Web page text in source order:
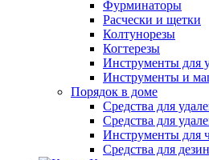
Фурминаторы
Расчески и щетки
Колтунорезы
Когтерезы
Инструменты для
Инструменты и
Порядок в доме
Средства для
Средства для
Инструменты для
Средства для